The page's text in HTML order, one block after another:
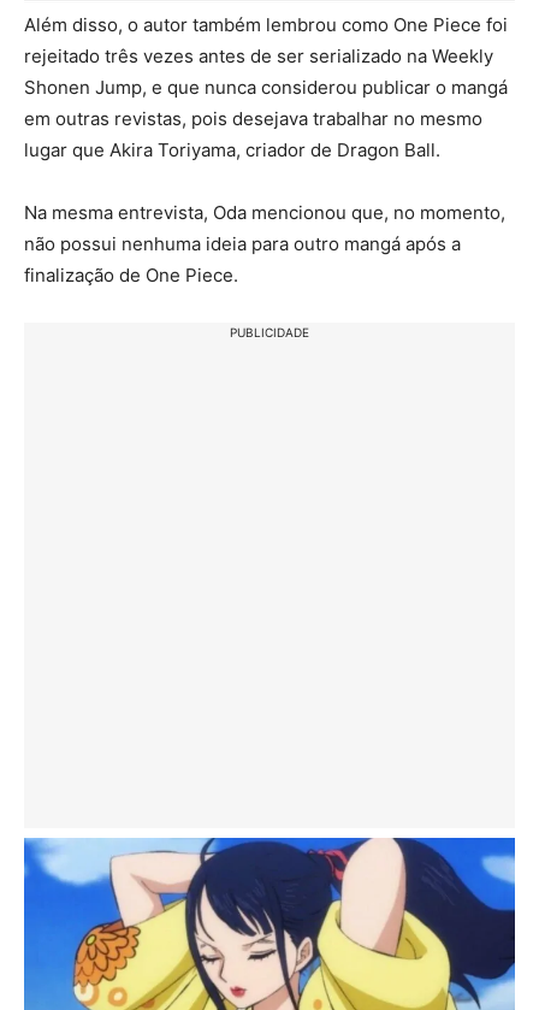
Além disso, o autor também lembrou como One Piece foi
rejeitado três vezes antes de ser serializado na Weekly
Shonen Jump, e que nunca considerou publicar o mangá
em outras revistas, pois desejava trabalhar no mesmo
lugar que Akira Toriyama, criador de Dragon Ball.
Na mesma entrevista, Oda mencionou que, no momento,
não possui nenhuma ideia para outro mangá após a
finalização de One Piece.
PUBLICIDADE